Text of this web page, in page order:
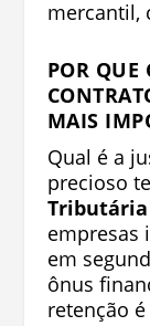
mercantil,
POR QUE
MAIS
Qual é a
precioso
Tributária
empresas
em
ônus
retenção